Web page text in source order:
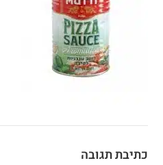
כתיבת תגובה